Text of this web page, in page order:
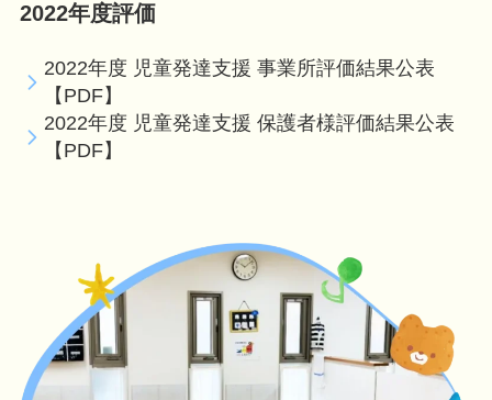
2022年度評価
2022年度 児童発達支援 事業所評価結果公表
【PDF】
2022年度 児童発達支援 保護者様評価結果公表
【PDF】